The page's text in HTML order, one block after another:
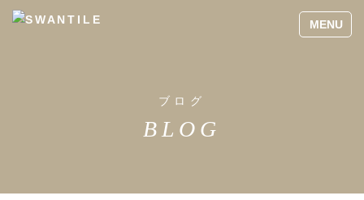
ブログ
BLOG